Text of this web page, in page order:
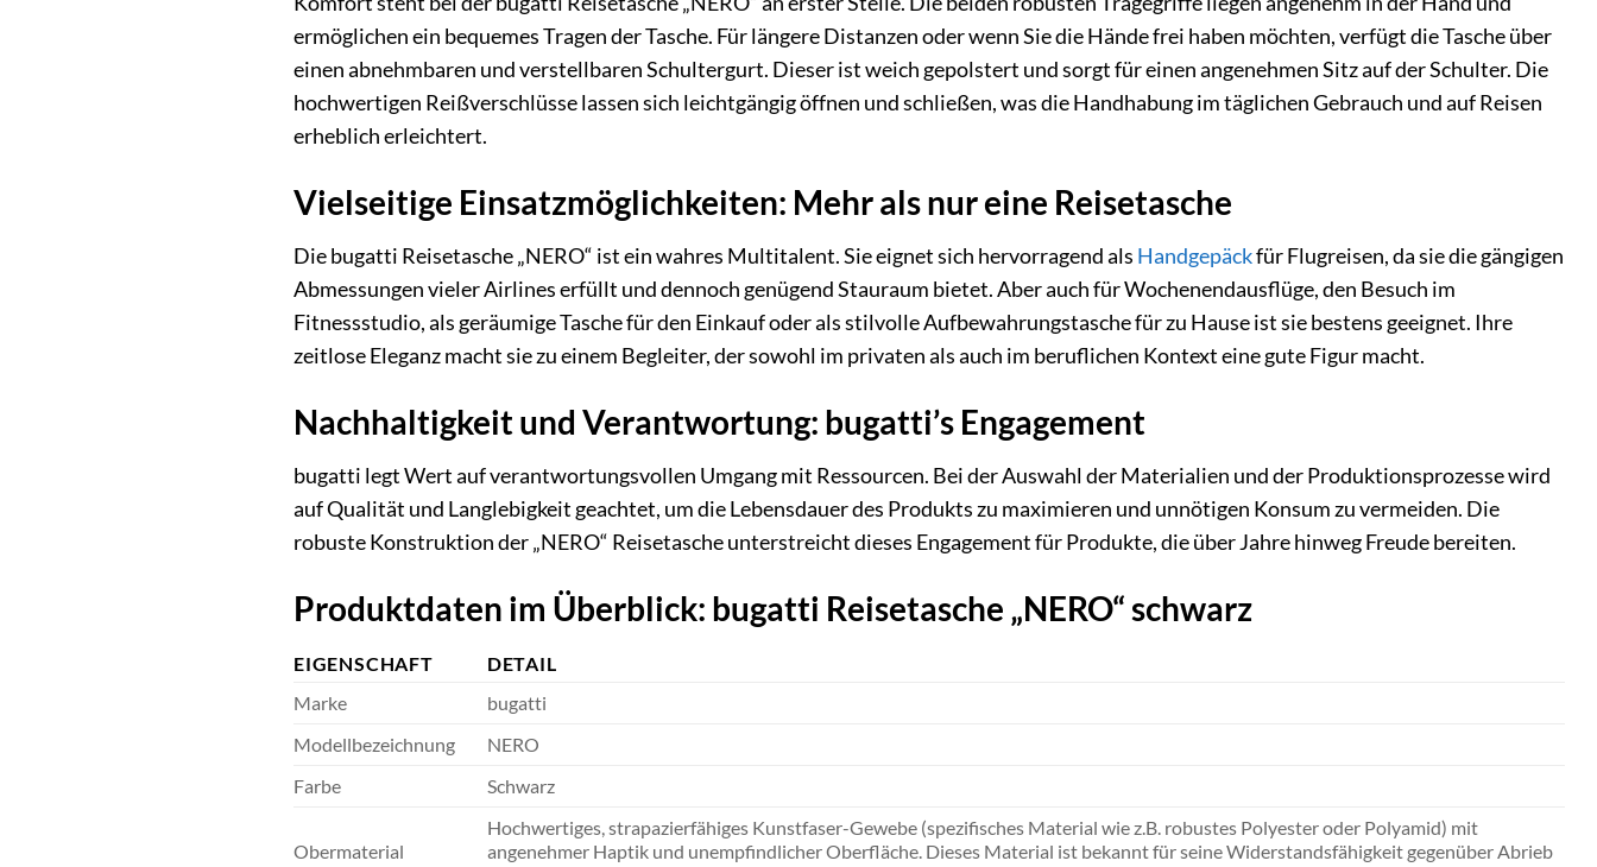
ermöglichen ein bequemes Tragen der Tasche. Für längere Distanzen oder wenn Sie die Hände frei haben möchten, verfügt die Tasche über
einen abnehmbaren und verstellbaren Schultergurt. Dieser ist weich gepolstert und sorgt für einen angenehmen Sitz auf der Schulter. Die
hochwertigen Reißverschlüsse lassen sich leichtgängig öffnen und schließen, was die Handhabung im täglichen Gebrauch und auf Reisen
erheblich erleichtert.
Vielseitige Einsatzmöglichkeiten: Mehr als nur eine Reisetasche
Die bugatti Reisetasche „NERO“ ist ein wahres Multitalent. Sie eignet sich hervorragend als Handgepäckfür Flugreisen, da sie die gängigen
Abmessungen vieler Airlines erfüllt und dennoch genügend Stauraum bietet. Aber auch für Wochenendausflüge, den Besuch im
Fitnessstudio, als geräumige Tasche für den Einkauf oder als stilvolle Aufbewahrungstasche für zu Hause ist sie bestens geeignet. Ihre
zeitlose Eleganz macht sie zu einem Begleiter, der sowohl im privaten als auch im beruflichen Kontext eine gute Figur macht.
Nachhaltigkeit und Verantwortung: bugatti’s Engagement
bugatti legt Wert auf verantwortungsvollen Umgang mit Ressourcen. Bei der Auswahl der Materialien und der Produktionsprozesse wird
auf Qualität und Langlebigkeit geachtet, um die Lebensdauer des Produkts zu maximieren und unnötigen Konsum zu vermeiden. Die
robuste Konstruktion der „NERO“ Reisetasche unterstreicht dieses Engagement für Produkte, die über Jahre hinweg Freude bereiten.
Produktdaten im Überblick: bugatti Reisetasche „NERO“ schwarz
EIGENSCHAFT
DETAIL
Marke
bugatti
Modellbezeichnung
NERO
Farbe
Schwarz
Obermaterial
Hochwertiges, strapazierfähiges Kunstfaser-Gewebe (spezifisches Material wie z.B. robustes Polyester oder Polyamid) mit
angenehmer Haptik und unempfindlicher Oberfläche. Dieses Material ist bekannt für seine Widerstandsfähigkeit gegenüber Abrieb